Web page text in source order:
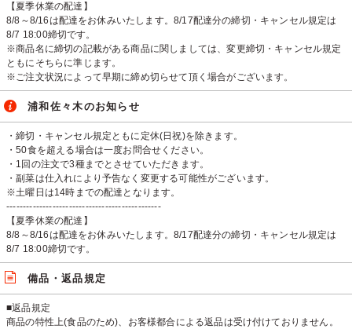
【夏季休業の配達】
8/8～8/16は配達をお休みいたします。8/17配達分の締切・キャンセル規定は
8/7 18:00締切です。
※商品名に締切の記載がある商品に関しましては、変更締切・キャンセル規定
ともにそちらに準じます。
※ご注文状況によって早期に締め切らせて頂く場合がございます。
浦和佐々木のお知らせ
・締切・キャンセル規定ともに定休(日祝)を除きます。
・50食を超える場合は一度お問合せください。
・1回の注文で3種までとさせていただきます。
・副菜は仕入れにより予告なく変更する可能性がございます。
※土曜日は14時までの配達となります。
-----------------------------------------------
【夏季休業の配達】
8/8～8/16は配達をお休みいたします。8/17配達分の締切・キャンセル規定は
8/7 18:00締切です。
備品・返品規定
■返品規定
商品の特性上(食品のため)、お客様都合による返品は受け付けておりません。